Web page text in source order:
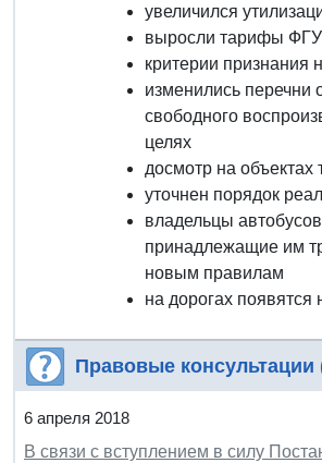
увеличился
выросли тарифы
критерии признания
изменились перечни
свободного
целях
досмотр на
уточнен порядок
владельцы
принадлежащие им
новым правилам
на дорогах
Правовые консультации
6 апреля 2018
В связи с вступлением в силу